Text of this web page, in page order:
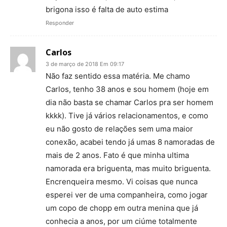
brigona isso é falta de auto estima
Responder
Carlos
3 de março de 2018 Em 09:17
Não faz sentido essa matéria. Me chamo
Carlos, tenho 38 anos e sou homem (hoje em
dia não basta se chamar Carlos pra ser homem
kkkk). Tive já vários relacionamentos, e como
eu não gosto de relações sem uma maior
conexão, acabei tendo já umas 8 namoradas de
mais de 2 anos. Fato é que minha ultima
namorada era briguenta, mas muito briguenta.
Encrenqueira mesmo. Vi coisas que nunca
esperei ver de uma companheira, como jogar
um copo de chopp em outra menina que já
conhecia a anos, por um ciúme totalmente